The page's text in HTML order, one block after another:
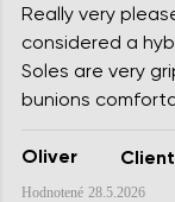
Really very
considered a
Soles are very
bunions
Oliver
Hodnotené 28.5.2026